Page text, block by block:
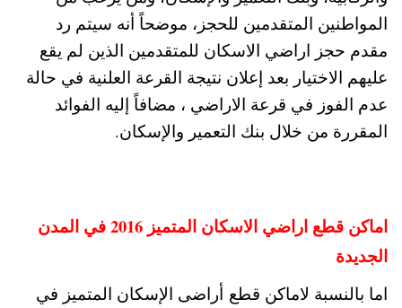
المواطنين المتقدمين للحجز، موضحاً أنه سيتم رد
مقدم حجز اراضي الاسكان للمتقدمين الذين لم يقع
عليهم الاختيار بعد إعلان نتيجة القرعة العلنية في حالة
عدم الفوز في قرعة الاراضي ، مضافاً إليه الفوائد
المقررة من خلال بنك التعمير والإسكان.
اماكن قطع اراضي الاسكان المتميز 2016 في المدن
الجديدة
اما بالنسبة لاماكن قطع أراضى الإسكان المتميز في